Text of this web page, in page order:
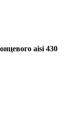
aisi 430